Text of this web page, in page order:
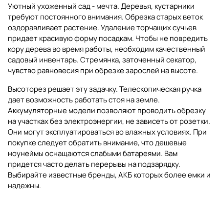
Уютный ухоженный сад - мечта. Деревья, кустарники
требуют постоянного внимания. Обрезка старых веток
оздоравливает растение. Удаление торчащих сучьев
придает красивую форму посадкам. Чтобы не повредить
кору дерева во время работы, необходим качественный
садовый инвентарь. Стремянка, заточенный секатор,
чувство равновесия при обрезке зарослей на высоте.
Высоторез решает эту задачку. Телескопическая ручка
дает возможность работать стоя на земле.
Аккумуляторные модели позволяют проводить обрезку
на участках без электроэнергии, не зависеть от розетки.
Они могут эксплуатироваться во влажных условиях. При
покупке следует обратить внимание, что дешевые
ноунеймы оснащаются слабыми батареями. Вам
придется часто делать перерывы на подзарядку.
Выбирайте известные бренды, АКБ которых более емки и
надежны.